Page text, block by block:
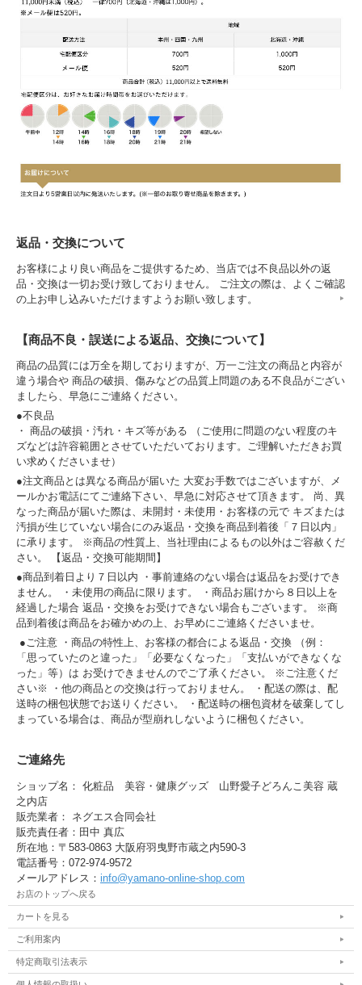
返品・交換について
お客様により良い商品をご提供するため、当店では不良品以外の返
品・交換は一切お受け致しておりません。 ご注文の際は、よくご確認
の上お申し込みいただけますようお願い致します。
【商品不良・誤送による返品、交換について】
商品の品質には万全を期しておりますが、万一ご注文の商品と内容が
違う場合や 商品の破損、傷みなどの品質上問題のある不良品がござい
ましたら、早急にご連絡ください。
●不良品
・ 商品の破損・汚れ・キズ等がある （ご使用に問題のない程度のキ
ズなどは許容範囲とさせていただいております。ご理解いただきお買
い求めくださいませ）
●注文商品とは異なる商品が届いた 大変お手数ではございますが、メ
ールかお電話にてご連絡下さい、早急に対応させて頂きます。 尚、異
なった商品が届いた際は、未開封・未使用・お客様の元で キズまたは
汚損が生じていない場合にのみ返品・交換を商品到着後「７日以内」
に承ります。 ※商品の性質上、当社理由によるもの以外はご容赦くだ
さい。 【返品・交換可能期間】
●商品到着日より７日以内 ・事前連絡のない場合は返品をお受けでき
ません。 ・未使用の商品に限ります。 ・商品お届けから８日以上を
経過した場合 返品・交換をお受けできない場合もございます。 ※商
品到着後は商品をお確かめの上、お早めにご連絡くださいませ。
●ご注意 ・商品の特性上、お客様の都合による返品・交換 （例：
「思っていたのと違った」「必要なくなった」「支払いができなくな
った」等）は お受けできませんのでご了承ください。 ※ご注意くだ
さい※ ・他の商品との交換は行っておりません。 ・配送の際は、配
送時の梱包状態でお送りください。 ・配送時の梱包資材を破棄してし
まっている場合は、商品が型崩れしないように梱包ください。
ご連絡先
ショップ名： 化粧品 美容・健康グッズ 山野愛子どろんこ美容 蔵
之内店
販売業者： ネグエス合同会社
販売責任者：田中 真広
所在地：〒583-0863 大阪府羽曳野市蔵之内590-3
電話番号：072-974-9572
メールアドレス： info@yamano-online-shop.com
お店のトップへ戻る
カートを見る
ご利用案内
特定商取引法表示